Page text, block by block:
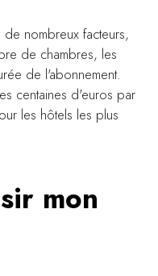
nombreux facteurs,
de chambres, les
de l'abonnement.
centaines d'euros par
les hôtels les plus
mon